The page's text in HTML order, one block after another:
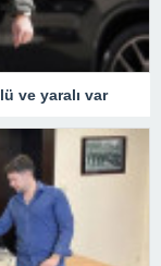
ve yaralı var